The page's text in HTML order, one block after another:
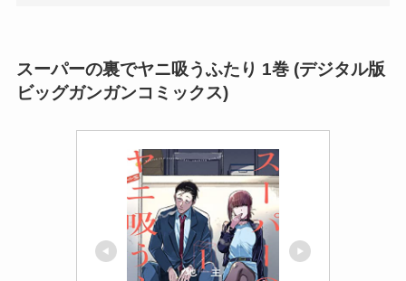
スーパーの裏でヤニ吸うふたり 1巻 (デジタル版
ビッグガンガンコミックス)